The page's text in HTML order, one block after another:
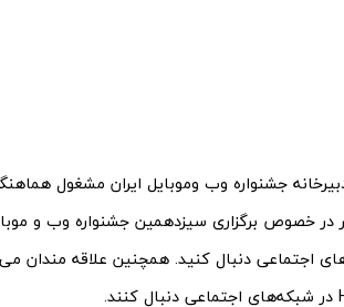
جشنواره وب وموبایل ایران مشغول
اجتماعی دنبال کنید. همچنین علاقه مندان